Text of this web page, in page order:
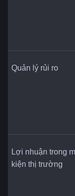
Quản lý rủi ro
Lợi nhuận trong
kiện thị trường